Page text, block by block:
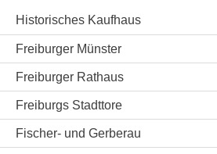
Historisches Kaufhaus
Freiburger Münster
Freiburger Rathaus
Freiburgs Stadttore
Fischer- und Gerberau